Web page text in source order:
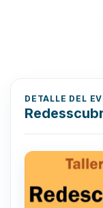
DETALLE DEL